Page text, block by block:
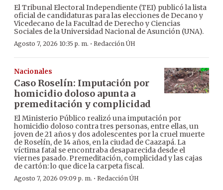
El Tribunal Electoral Independiente (TEI) publicó la lista
oficial de candidaturas para las elecciones de Decano y
Vicedecano de la Facultad de Derecho y Ciencias
Sociales de la Universidad Nacional de Asunción (UNA).
Agosto 7, 2026 10:35 p. m. · Redacción ÚH
Nacionales
Caso Roselín: Imputación por
homicidio doloso apunta a
premeditación y complicidad
El Ministerio Público realizó una imputación por
homicidio doloso contra tres personas, entre ellas, un
joven de 21 años y dos adolescentes por la cruel muerte
de Roselín, de 14 años, en la ciudad de Caazapá. La
víctima fatal se encontraba desaparecida desde el
viernes pasado. Premeditación, complicidad y las cajas
de cartón: lo que dice la carpeta fiscal.
Agosto 7, 2026 09:09 p. m. · Redacción ÚH